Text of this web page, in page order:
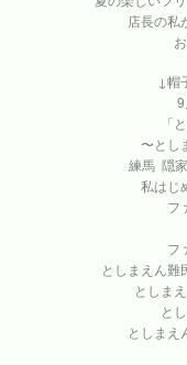
店長の私
↓帽
9
「
〜とし
練馬 隠
私はじ
フ
フ
としまえん難
としま
と
としまえ